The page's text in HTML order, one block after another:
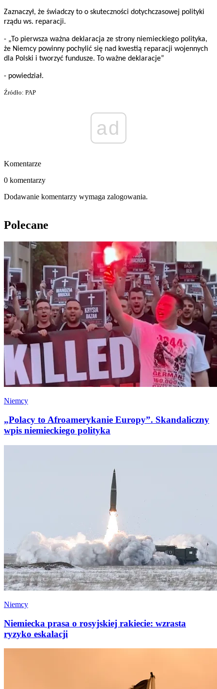
Zaznaczył, że świadczy to o skuteczności dotychczasowej polityki
rządu ws. reparacji.
- „To pierwsza ważna deklaracja ze strony niemieckiego polityka,
że Niemcy powinny pochylić się nad kwestią reparacji wojennych
dla Polski i tworzyć fundusze. To ważne deklaracje”
- powiedział.
Źródło: PAP
ad
Komentarze
0 komentarzy
Dodawanie komentarzy wymaga zalogowania.
Polecane
Niemcy
„Polacy to Afroamerykanie Europy”. Skandaliczny
wpis niemieckiego polityka
Niemcy
Niemiecka prasa o rosyjskiej rakiecie: wzrasta
ryzyko eskalacji